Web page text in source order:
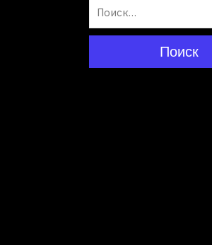
Поиск